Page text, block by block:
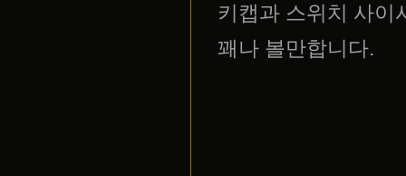
키캡과 스위치 사이
꽤나 볼만합니다.